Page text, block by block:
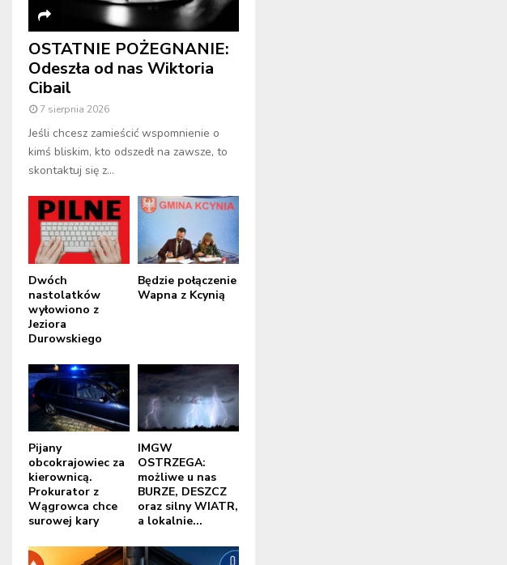
OSTATNIE POŻEGNANIE:
Odeszła od nas Wiktoria
Cibail
7 sierpnia 2026
Jeśli chcesz zamieścić wspomnienie o
kimś bliskim, kto odszedł na zawsze, to
skontaktuj się z...
Dwóch
nastolatków
wyłowiono z
Jeziora
Durowskiego
Będzie połączenie
Wapna z Kcynią
Pijany
obcokrajowiec za
kierownicą.
Prokurator z
Wągrowca chce
surowej kary
IMGW
OSTRZEGA:
możliwe u nas
BURZE, DESZCZ
oraz silny WIATR,
a lokalnie...